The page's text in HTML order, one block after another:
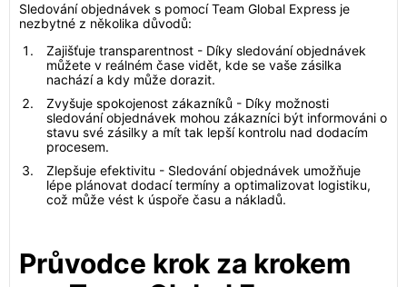
Sledování objednávek s pomocí Team Global Express je
nezbytné z několika důvodů:
Zajišťuje transparentnost - Díky sledování objednávek
můžete v reálném čase vidět, kde se vaše zásilka
nachází a kdy může dorazit.
Zvyšuje spokojenost zákazníků - Díky možnosti
sledování objednávek mohou zákazníci být informováni o
stavu své zásilky a mít tak lepší kontrolu nad dodacím
procesem.
Zlepšuje efektivitu - Sledování objednávek umožňuje
lépe plánovat dodací termíny a optimalizovat logistiku,
což může vést k úspoře času a nákladů.
Průvodce krok za krokem